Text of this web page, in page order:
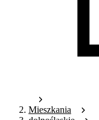
Mieszkania